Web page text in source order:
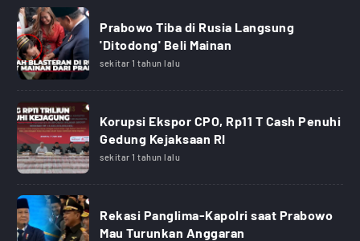
Prabowo Tiba di Rusia Langsung
'Ditodong' Beli Mainan
sekitar 1 tahun lalu
Korupsi Ekspor CPO, Rp11 T Cash Penuhi
Gedung Kejaksaan RI
sekitar 1 tahun lalu
Rekasi Panglima-Kapolri saat Prabowo
Mau Turunkan Anggaran